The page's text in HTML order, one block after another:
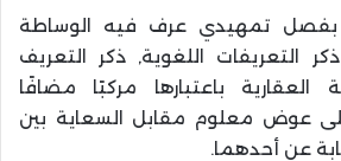
بفصل تمهيدي عرف فيه الوساطة
التعريفات اللغوية, ذكر التعريف
العقارية باعتبارها مركبًا مضافًا
عوض معلوم مقابل السعاية بين
عن أحدهما.